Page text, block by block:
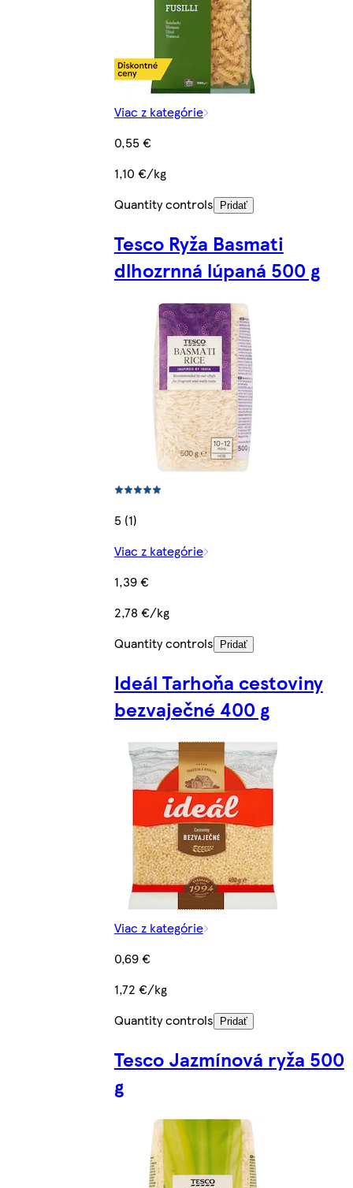
Viac z kategórie
0,55 €
1,10 €/kg
Quantity controls
Pridať
Tesco Ryža Basmati
dlhozrnná lúpaná 500 g
5 (1)
Viac z kategórie
1,39 €
2,78 €/kg
Quantity controls
Pridať
Ideál Tarhoňa cestoviny
bezvaječné 400 g
Viac z kategórie
0,69 €
1,72 €/kg
Quantity controls
Pridať
Tesco Jazmínová ryža 500
g